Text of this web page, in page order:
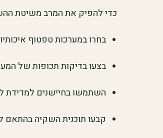
כדי להפיק את המרב משיטת
בחרו במערכות טפטוף
בצעו בדיקות תכופות של
השתמשו בחיישנים למדידת
קבעו תוכנית השקיה בהתאם